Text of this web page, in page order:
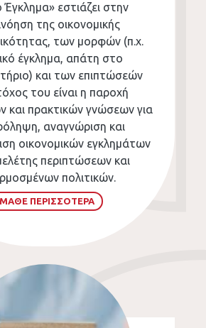
εστιάζει στην
της οικονομικής
των μορφών (π.χ.
έγκλημα, απάτη στο
και των επιπτώσεών
του είναι η παροχή
και πρακτικών γνώσεων για
αναγνώριση και
οικονομικών εγκλημάτων
περιπτώσεων και
πολιτικών.
ΜΑΘΕ ΠΕΡΙΣΣΟΤΕΡΑ